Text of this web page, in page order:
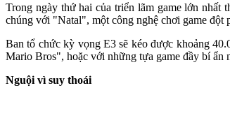
Trong ngày thứ hai của triển lãm game lớn
chúng với "Natal", một công nghệ chơi game đột
Ban tổ chức kỳ vọng E3 sẽ kéo được khoảng
Mario Bros", hoặc với những tựa game đầy bí
Nguội vì suy thoái